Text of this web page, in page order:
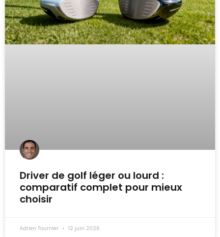
Driver de golf léger ou lourd :
comparatif complet pour mieux
choisir
Adrien Tournier 12 juin 2026